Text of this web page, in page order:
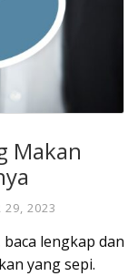
Makan
29, 2023
lengkap dan
yang sepi.